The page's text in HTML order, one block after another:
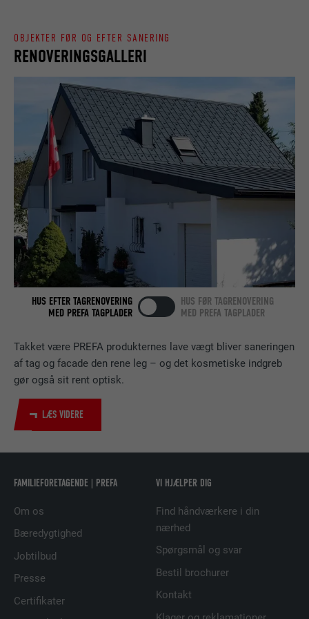
Takket være PREFA produkternes lave vægt bliver saneringen
af tag og facade den rene leg – og det kosmetiske indgreb
gør også sit rent optisk.
LÆS VIDERE
RENOVERINGSGALLERI
OBJEKTER FØR OG EFTER SANERING
HUS EFTER TAGRENOVERING
MED PREFA TAGPLADER
HUS FØR TAGRENOVERING
MED PREFA TAGPLADER
FAMILIEFORETAGENDE | PREFA
Om os
Bæredygtighed
Jobtilbud
Presse
Certifikater
VI HJÆLPER DIG
Find håndværkere i din
nærhed
Spørgsmål og svar
Bestil brochurer
Kontakt
Bruges som en test, for at kontrollere, om
Indeholder ingen identifikatorer.
FORLØB Session
FORMÅL
Indstilles af LinkedIn, når et websted
indeholder et indlejret "Følg os"-vindue.
NAVN bcookie
LinkedIn
FORLØB 2 år
FORMÅL
Bruges af den sociale netværkstjeneste
LinkedIn til at spore brugen af indlejrede
NAVN bscookie
UDBYDER
Bruges af den sociale netværkstjeneste
NAVN UserMatchHistory
UDBYDER